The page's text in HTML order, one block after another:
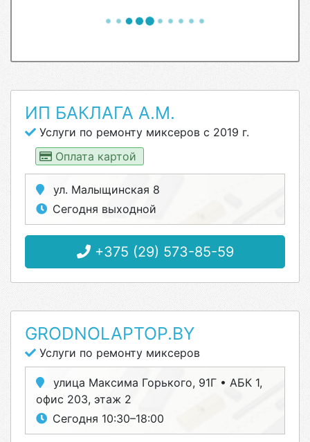
ИП БАКЛАГА А.М.
Услуги по ремонту миксеров с 2019 г.
Оплата картой
ул. Малыщинская 8
Сегодня выходной
+375 (29) 573-85-59
GRODNOLAPTOP.BY
Услуги по ремонту миксеров
улица Максима Горького, 91Г • АБК 1,
офис 203, этаж 2
Сегодня 10:30–18:00